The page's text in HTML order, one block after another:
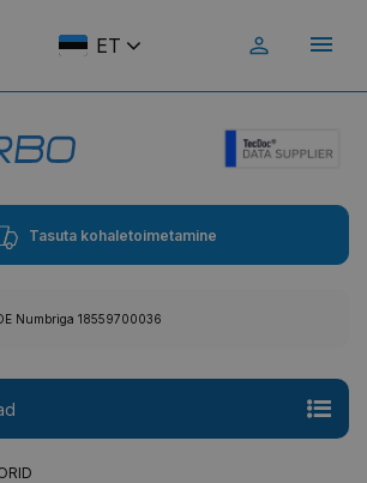
ET
Tasuta kohaletoimetamine
Numbriga 18559700036